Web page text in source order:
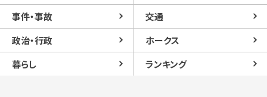
事件・事故
交通
政治・行政
ホークス
暮らし
ランキング